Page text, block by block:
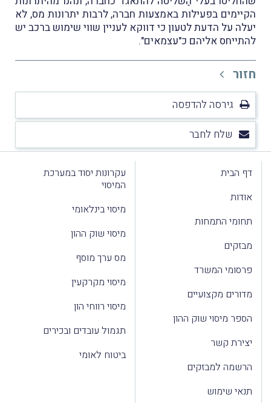
הקיימים בפעילות באמצעות חברה, לרבות יתרונות מס, לא
יעלה על הדעת לטעון כי דווקא לעניין שווי שימוש ברכב יש
להתייחס אליהם כ"עצמאים".
חזור
גירסה להדפסה
שלח לחבר
דף הבית
אודות
תחומי התמחות
מבזקים
פרסומי המשרד
מדורים מקצועיים
הספר מיסוי שוק ההון
יצירת קשר
הרשמה למבזקים
תנאי שימוש
עקרונות יסוד במערכת
המיסוי
מיסוי בינלאומי
מיסוי שוק ההון
מס ערך מוסף
מיסוי מקרקעין
מיסוי רווחי הון
תגמול עובדים ובכירים
ביטוח לאומי